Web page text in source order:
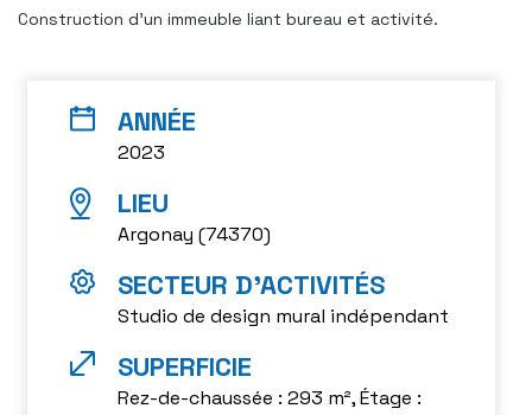
Construction d’un immeuble liant bureau et activité.
2023
Argonay (74370)
Studio de design mural indépendant
Rez-de-chaussée : 293 m², Étage :